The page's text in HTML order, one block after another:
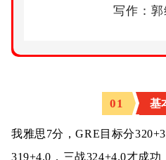
写作：
01 基
我雅思7分，GRE目标分
319+4.0，三战324+4.0才成